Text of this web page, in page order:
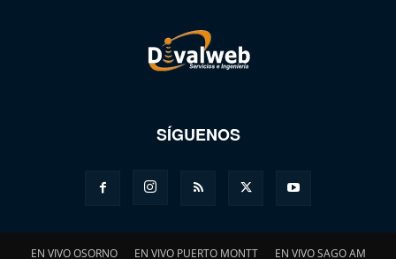
SÍGUENOS
EN VIVO OSORNO EN VIVO PUERTO MONTT EN VIVO SAGO AM